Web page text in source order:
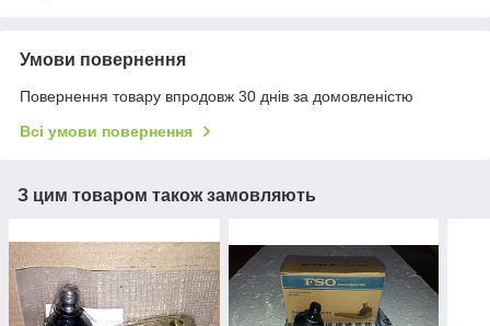
Умови повернення
Повернення товару впродовж 30 днів за домовленістю
Всі умови повернення
З цим товаром також замовляють